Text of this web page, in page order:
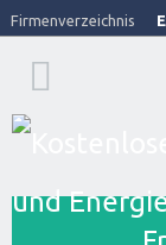
Firmenverzeichnis